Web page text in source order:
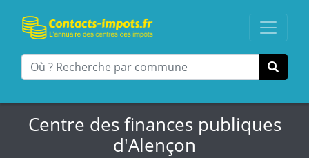
Centre des finances publiques
d'Alençon